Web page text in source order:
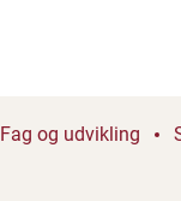
Fag og udvikling